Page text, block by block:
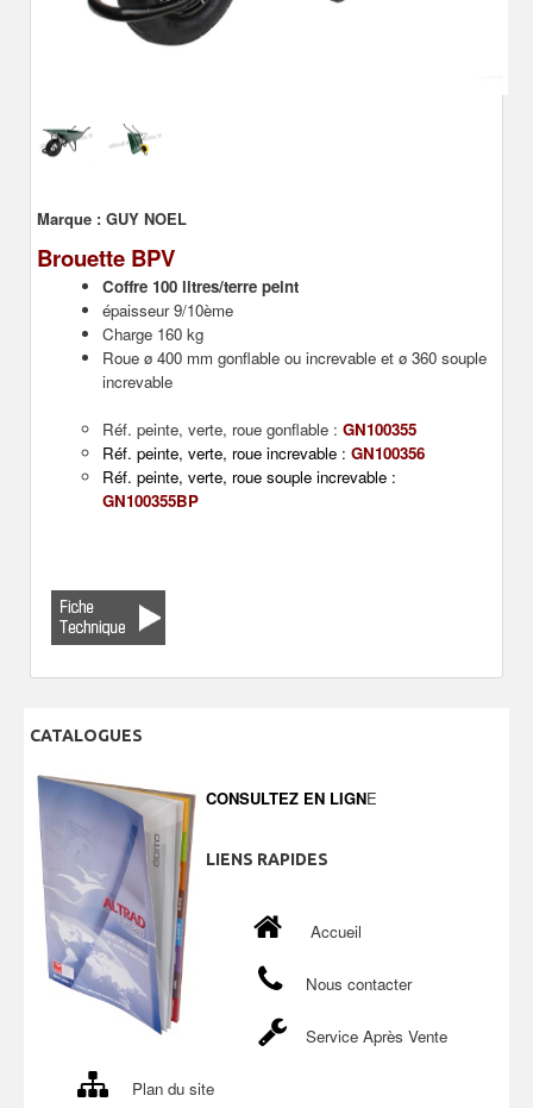
Marque : GUY NOEL
Brouette BPV
Coffre 100 litres/terre peint
épaisseur 9/10ème
Charge 160 kg
Roue ø 400 mm gonflable ou increvable et ø 360 souple
increvable
Réf. peinte, verte, roue gonflable : GN100355
Réf. peinte, verte, roue increvable : GN100356
Réf. peinte, verte, roue souple increvable :
GN100355BP
CATALOGUES
CONSULTEZ EN LIGNE
LIENS RAPIDES
Accueil
Nous contacter
Service Après Vente
Plan du site